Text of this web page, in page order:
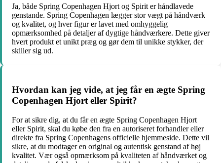
Ja, både Spring Copenhagen Hjort og Spirit er håndlavede
genstande. Spring Copenhagen lægger stor vægt på håndværk
og kvalitet, og hver figur er lavet med omhyggelig
opmærksomhed på detaljer af dygtige håndværkere. Dette giver
hvert produkt et unikt præg og gør dem til unikke stykker, der
skiller sig ud.
Hvordan kan jeg vide, at jeg får en ægte Spring
Copenhagen Hjort eller Spirit?
For at sikre dig, at du får en ægte Spring Copenhagen Hjort
eller Spirit, skal du købe den fra en autoriseret forhandler eller
direkte fra Spring Copenhagens officielle hjemmeside. Dette vil
sikre, at du modtager en original og autentisk genstand af høj
kvalitet. Vær også opmærksom på kvaliteten af håndværket og